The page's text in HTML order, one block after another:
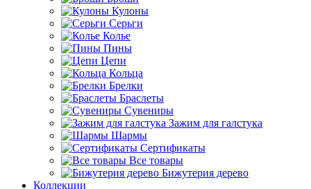
Кулоны
Серьги
Колье
Пины
Цепи
Кольца
Брелки
Браслеты
Сувениры
Зажим для галстука
Шармы
Сертификаты
Все товары
Бижутерия дерево
Коллекции